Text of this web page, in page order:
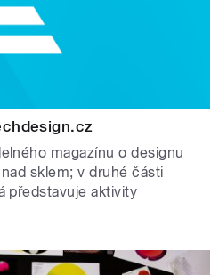
magazínu o designu
sklem; v druhé části
představuje aktivity